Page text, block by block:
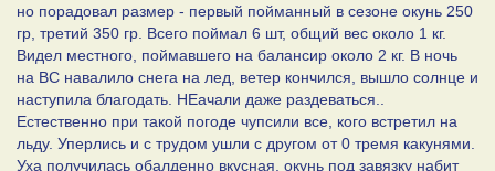
но порадовал размер - первый пойманный в сезоне окунь 250
гр, третий 350 гр. Всего поймал 6 шт, общий вес около 1 кг.
Видел местного, поймавшего на балансир около 2 кг. В ночь
на ВС навалило снега на лед, ветер кончился, вышло солнце и
наступила благодать. НЕачали даже раздеваться..
Естественно при такой погоде чупсили все, кого встретил на
льду. Уперлись и с трудом ушли с другом от 0 тремя какунями.
Уха получилась обалденно вкусная, окунь под завязку набит